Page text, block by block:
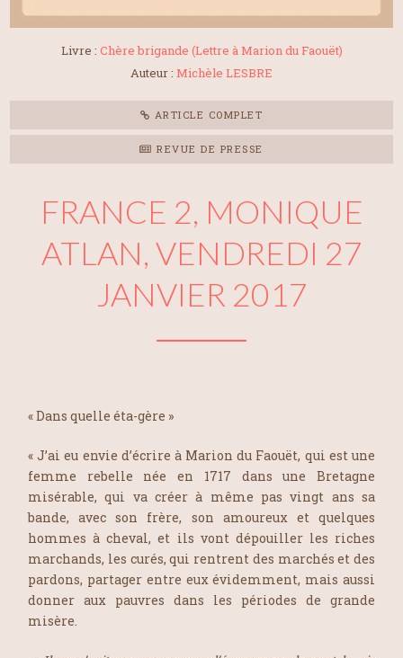
Livre : Chère brigande (Lettre à Marion du Faouët)
Auteur : Michèle LESBRE
ARTICLE COMPLET
REVUE DE PRESSE
FRANCE 2, MONIQUE
ATLAN, VENDREDI 27
JANVIER 2017
« Dans quelle éta-gère »
« J’ai eu envie d’écrire à Marion du Faouët, qui est une
femme rebelle née en 1717 dans une Bretagne
misérable, qui va créer à même pas vingt ans sa
bande, avec son frère, son amoureux et quelques
hommes à cheval, et ils vont dépouiller les riches
marchands, les curés, qui rentrent des marchés et des
pardons, partager entre eux évidemment, mais aussi
donner aux pauvres dans les périodes de grande
misère.